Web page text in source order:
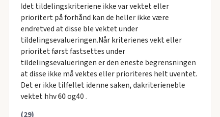
Idet tildelingskriteriene ikke var vektet eller
prioritert på forhånd kan de heller ikke være
endretved at disse ble vektet under
tildelingsevalueringen.Når kriterienes vekt eller
prioritet først fastsettes under
tildelingsevalueringen er den eneste begrensningen
at disse ikke må vektes eller prioriteres helt uventet.
Det er ikke tilfellet idenne saken, dakriterieneble
vektet hhv 60 og40 .
(29)